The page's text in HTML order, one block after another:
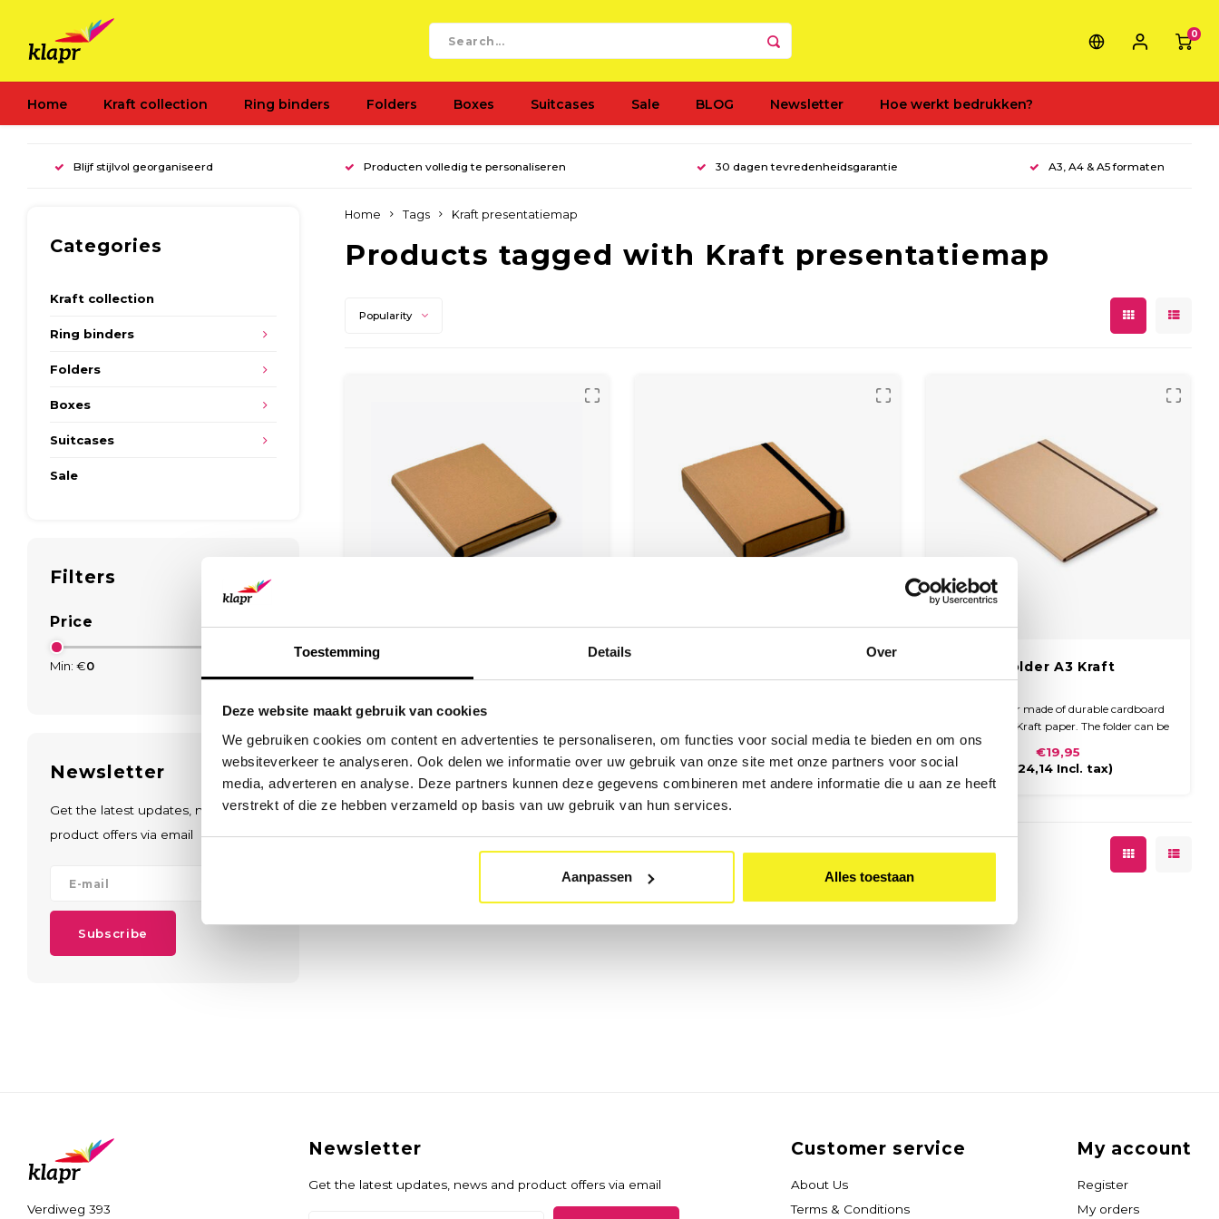
Toestemming Details Over
Deze website maakt gebruik van cookies
We gebruiken cookies om content en advertenties te personaliseren, om functies voor social media te bieden en om ons
websiteverkeer te analyseren. Ook delen we informatie over uw gebruik van onze site met onze partners voor social
media, adverteren en analyse. Deze partners kunnen deze gegevens combineren met andere informatie die u aan ze heeft
verstrekt of die ze hebben verzameld op basis van uw gebruik van hun services.
Aanpassen Alles toestaan
0
Home Kraft collection Ring binders Folders Boxes Suitcases Sale BLOG Newsletter Hoe werkt bedrukken?
Blijf stijlvol georganiseerd Producten volledig te personaliseren 30 dagen tevredenheidsgarantie A3, A4 & A5 formaten
Categories
Kraft collection
Ring binders
Folders
Boxes
Suitcases
Sale
Filters
Price
Min: €0
Newsletter
Get the latest updates, news and
product offers via email
Subscribe
Home Tags Kraft presentatiemap
Products tagged with Kraft presentatiemap
Popularity
This folder is made from durable cardboard
product has a Velcro dot closure.
(€8,59Incl. tax)
storagebox can be closed with a wide dark
brown elastic band.
(€9,08Incl. tax)
Folder A3 Kraft
Luxury folder made of durable cardboard
covered with Kraft paper. The folder can be
closed with a black elastic closure.
€19,95
€24,14 Incl. tax)
Verdiweg 393
Newsletter
Get the latest updates, news and product offers via email
Customer service
About Us
Terms & Conditions
My account
Register
My orders